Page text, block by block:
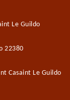
Le Guildo
22380
Casaint Le Guildo